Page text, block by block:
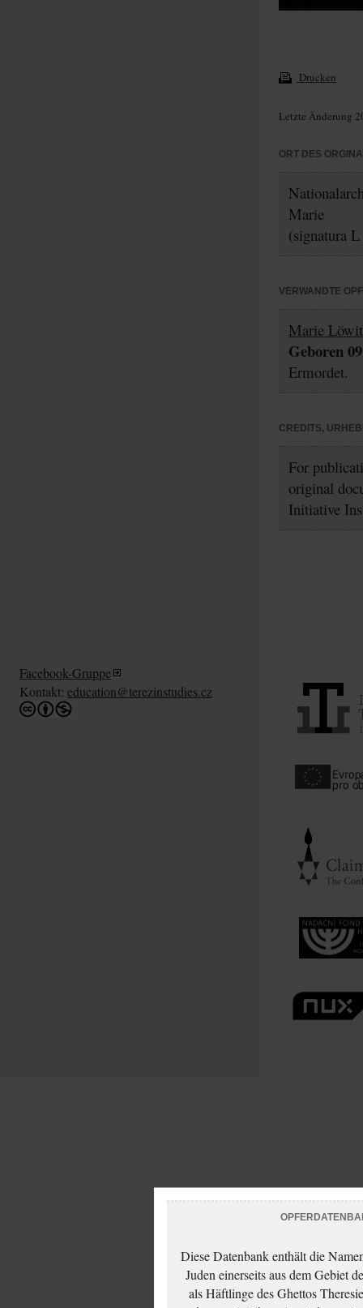
Drucken
Letzte Änderung
ORT DES
Marie
(signatura
VERWANDTE
Marie
Geboren
Ermordet.
CREDITS,
For
original
Initiative
Facebook-Gruppe
Kontakt: education@terezinstudies.cz
Diese Datenbank enthält die
Juden einerseits aus dem Gebiet
als Häftlinge des Ghettos